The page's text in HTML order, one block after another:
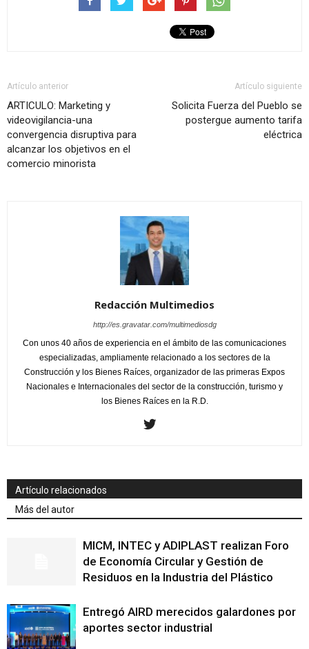
Artículo anterior
ARTICULO: Marketing y
videovigilancia-una
convergencia disruptiva para
alcanzar los objetivos en el
comercio minorista
Artículo siguiente
Solicita Fuerza del Pueblo se
postergue aumento tarifa
eléctrica
Redacción Multimedios
http://es.gravatar.com/multimediosdg
Con unos 40 años de experiencia en el ámbito de las comunicaciones
especializadas, ampliamente relacionado a los sectores de la
Construcción y los Bienes Raíces, organizador de las primeras Expos
Nacionales e Internacionales del sector de la construcción, turismo y
los Bienes Raíces en la R.D.
Artículo relacionados
Más del autor
MICM, INTEC y ADIPLAST realizan Foro
de Economía Circular y Gestión de
Residuos en la Industria del Plástico
Entregó AIRD merecidos galardones por
aportes sector industrial